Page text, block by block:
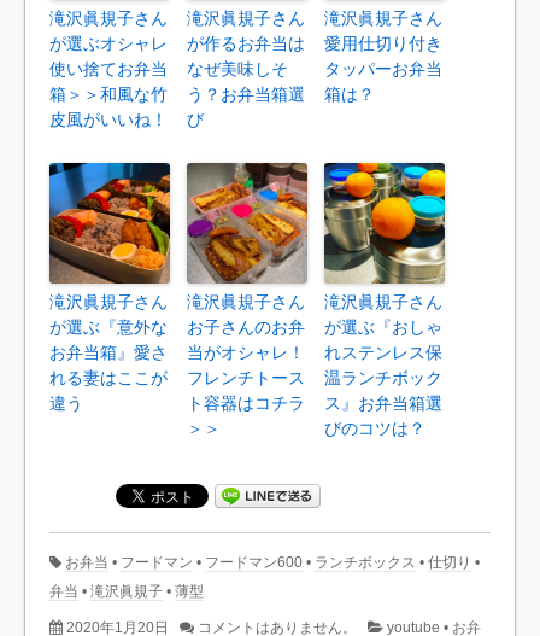
滝沢眞規子さん
が選ぶオシャレ
使い捨てお弁当
箱＞＞和風な竹
皮風がいいね！
滝沢眞規子さん
が作るお弁当は
なぜ美味しそ
う？お弁当箱選
び
滝沢眞規子さん
愛用仕切り付き
タッパーお弁当
箱は？
滝沢眞規子さん
が選ぶ『意外な
お弁当箱』愛さ
れる妻はここが
違う
滝沢眞規子さん
お子さんのお弁
当がオシャレ！
フレンチトース
ト容器はコチラ
＞＞
滝沢眞規子さん
が選ぶ『おしゃ
れステンレス保
温ランチボック
ス』お弁当箱選
びのコツは？
お弁当 • フードマン • フードマン600 • ランチボックス • 仕切り •
弁当 • 滝沢眞規子 • 薄型
2020年1月20日 コメントはありません。 youtube • お弁